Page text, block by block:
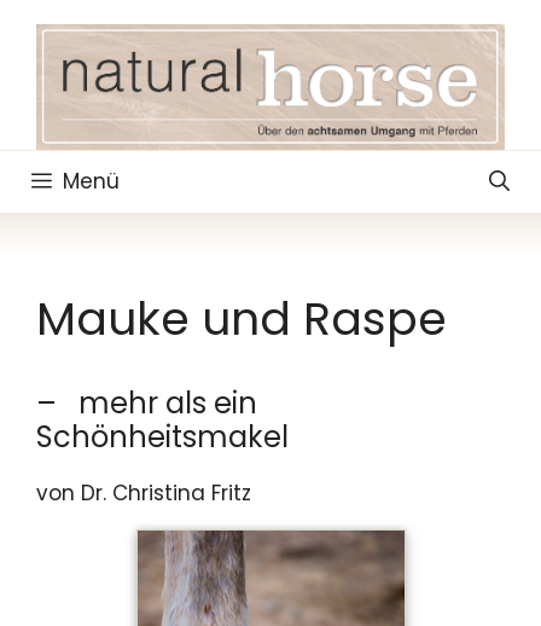
springen
Menü
Mauke und Raspe
– mehr als ein
Schönheitsmakel
von Dr. Christina Fritz